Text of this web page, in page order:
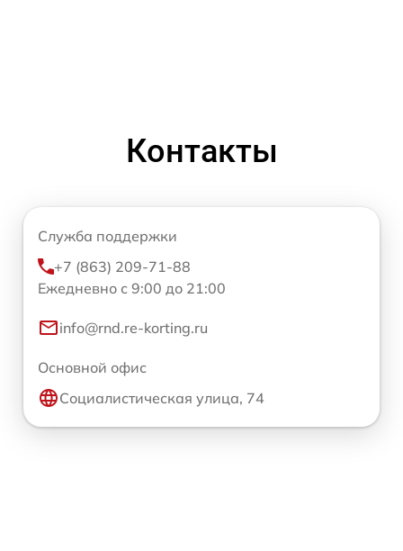
Контакты
Служба поддержки
+7 (863) 209-71-88
Ежедневно с 9:00 до 21:00
info@rnd.re-korting.ru
Основной офис
Социалистическая улица, 74